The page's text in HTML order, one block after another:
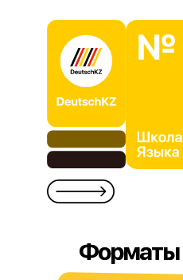
Форматы